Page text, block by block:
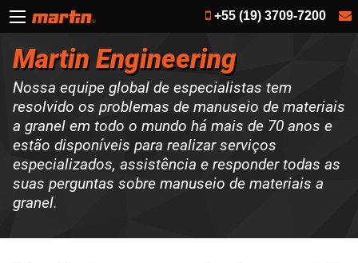
+55 (19) 3709-7200
Martin Engineering
Nossa equipe global de especialistas tem
resolvido os problemas de manuseio de materiais
a granel em todo o mundo há mais de 70 anos e
estão disponíveis para realizar serviços
especializados, assistência e responder todas as
suas perguntas sobre manuseio de materiais a
granel.